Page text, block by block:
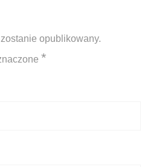
opublikowany.
*